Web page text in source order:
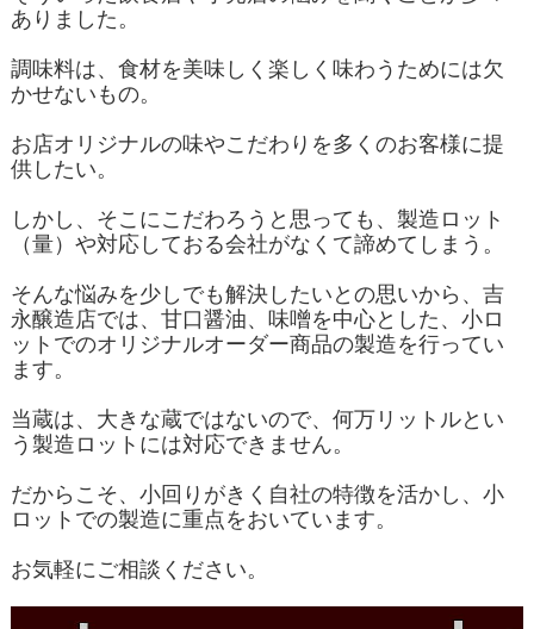
ありました。
調味料は、食材を美味しく楽しく味わうためには欠
かせないもの。
お店オリジナルの味やこだわりを多くのお客様に提
供したい。
しかし、そこにこだわろうと思っても、製造ロット
（量）や対応しておる会社がなくて諦めてしまう。
そんな悩みを少しでも解決したいとの思いから、吉
永醸造店では、甘口醤油、味噌を中心とした、小ロ
ットでのオリジナルオーダー商品の製造を行ってい
ます。
当蔵は、大きな蔵ではないので、何万リットルとい
う製造ロットには対応できません。
だからこそ、小回りがきく自社の特徴を活かし、小
ロットでの製造に重点をおいています。
お気軽にご相談ください。